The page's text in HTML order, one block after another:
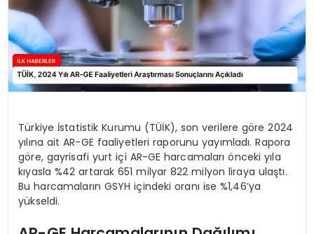
Türkiye İstatistik Kurumu (TÜİK), son verilere göre 2024
yılına ait AR-GE faaliyetleri raporunu yayımladı. Rapora
göre, gayrisafi yurt içi AR-GE harcamaları önceki yıla
kıyasla %42 artarak 651 milyar 822 milyon liraya ulaştı.
Bu harcamaların GSYH içindeki oranı ise %1,46’ya
yükseldi.